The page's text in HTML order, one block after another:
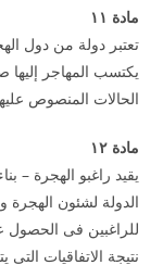
مادة ۱۱
تعتبر دولة من دول
يكتسب المهاجر إليها
الحالات المنصوص
مادة۱۲
يقيد راغبو الهجرة –
الدولة لشئون الهجرة
للراغبين فى الحصول
نتيجة الاتفاقيات